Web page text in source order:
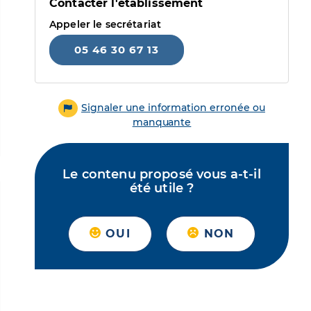
Contacter l'établissement
Appeler le secrétariat
05 46 30 67 13
Signaler une information erronée ou
manquante
Le contenu proposé vous a-t-il
été utile ?
OUI NON